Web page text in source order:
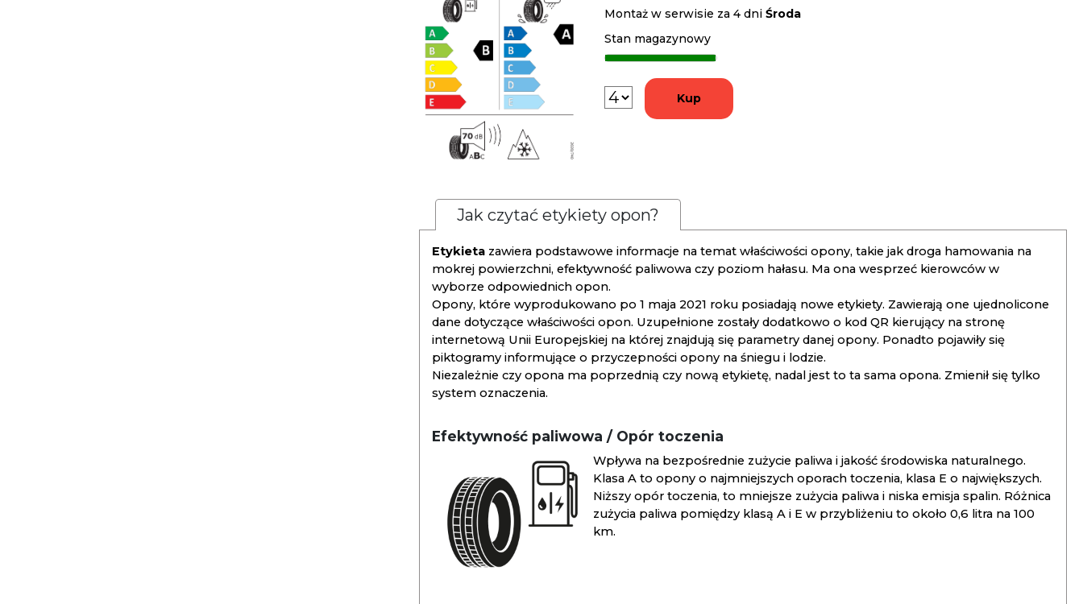
Montaż w serwisie za 4 dni Środa
Stan magazynowy
Kup
Jak czytać etykiety opon?
Etykieta zawiera podstawowe informacje na temat właściwości opony, takie jak droga hamowania na
mokrej powierzchni, efektywność paliwowa czy poziom hałasu. Ma ona wesprzeć kierowców w
wyborze odpowiednich opon.
Opony, które wyprodukowano po 1 maja 2021 roku posiadają nowe etykiety. Zawierają one ujednolicone
dane dotyczące właściwości opon. Uzupełnione zostały dodatkowo o kod QR kierujący na stronę
internetową Unii Europejskiej na której znajdują się parametry danej opony. Ponadto pojawiły się
piktogramy informujące o przyczepności opony na śniegu i lodzie.
Niezależnie czy opona ma poprzednią czy nową etykietę, nadal jest to ta sama opona. Zmienił się tylko
system oznaczenia.
Efektywność paliwowa / Opór toczenia
Wpływa na bezpośrednie zużycie paliwa i jakość środowiska naturalnego.
Klasa A to opony o najmniejszych oporach toczenia, klasa E o największych.
Niższy opór toczenia, to mniejsze zużycia paliwa i niska emisja spalin. Różnica
zużycia paliwa pomiędzy klasą A i E w przybliżeniu to około 0,6 litra na 100
km.